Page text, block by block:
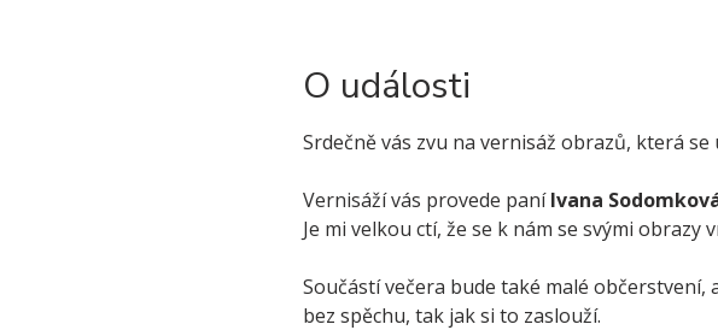
O události
Srdečně vás zvu na vernisáž obrazů, která
Vernisáží vás provede paní Ivana
Je mi velkou ctí, že se k nám se svými obrazy
Součástí večera bude také malé
bez spěchu, tak jak si to zaslouží.